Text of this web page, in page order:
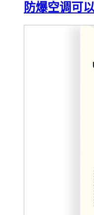
防爆空调可